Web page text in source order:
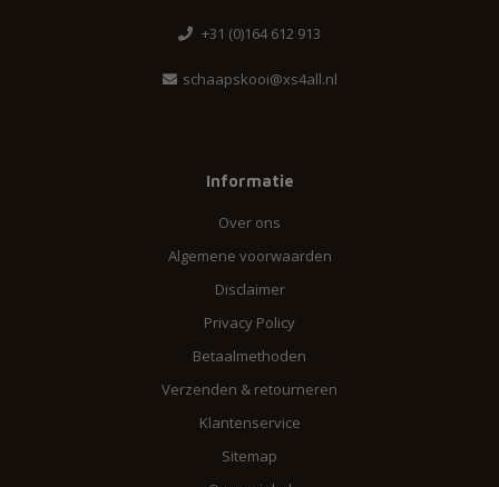
+31 (0)164 612 913
schaapskooi@xs4all.nl
Informatie
Over ons
Algemene voorwaarden
Disclaimer
Privacy Policy
Betaalmethoden
Verzenden & retourneren
Klantenservice
Sitemap